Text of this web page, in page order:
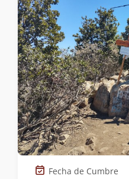
Fecha de Cumbre